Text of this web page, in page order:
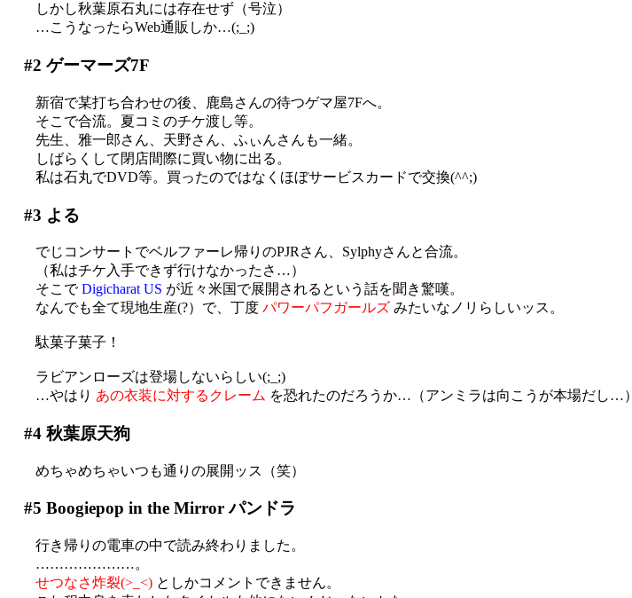
しかし秋葉原石丸には存在せず（号泣）
…こうなったらWeb通販しか…(;_;)
#2 ゲーマーズ7F
新宿で某打ち合わせの後、鹿島さんの待つゲマ屋7Fへ。
そこで合流。夏コミのチケ渡し等。
先生、雅一郎さん、天野さん、ふぃんさんも一緒。
しばらくして閉店間際に買い物に出る。
私は石丸でDVD等。買ったのではなくほぼサービスカードで交換(^^;)
#3 よる
でじコンサートでベルファーレ帰りのPJRさん、Sylphyさんと合流。
（私はチケ入手できず行けなかったさ…）
そこでDigicharat US が近々米国で展開されるという話を聞き驚嘆。
なんでも全て現地生産(?）で、丁度 パワーパフガールズ みたいなノリらしいッス。
駄菓子菓子！
ラビアンローズは登場しないらしい(;_;)
…やはり あの衣装に対するクレーム を恐れたのだろうか…（アンミラは向こうが本場だし…）
#4秋葉原天狗
めちゃめちゃいつも通りの展開ッス（笑）
#5 Boogiepop in the Mirror パンドラ
行き帰りの電車の中で読み終わりました。
…………………。
せつなさ炸裂(>_<) としかコメントできません。